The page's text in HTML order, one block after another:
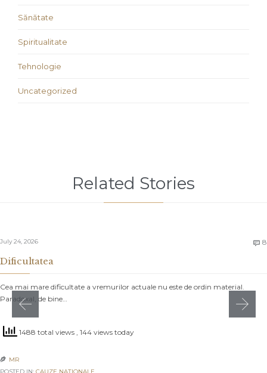
Sănătate
Spiritualitate
Tehnologie
Uncategorized
Related Stories
July 24, 2026  8
Dificultatea
Cea mai mare dificultate a vremurilor actuale nu este de ordin material.
Paradoxal, de bine…
1488 total views , 144 views today
 MR